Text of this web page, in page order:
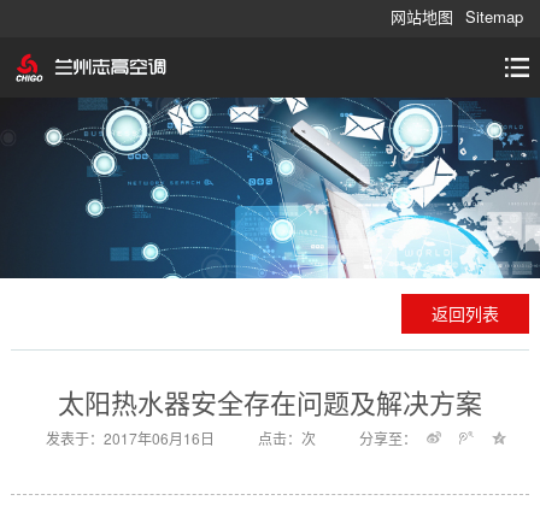
网站地图 Sitemap
返回列表
太阳热水器安全存在问题及解决方案
发表于：2017年06月16日 点击：次 分享至：